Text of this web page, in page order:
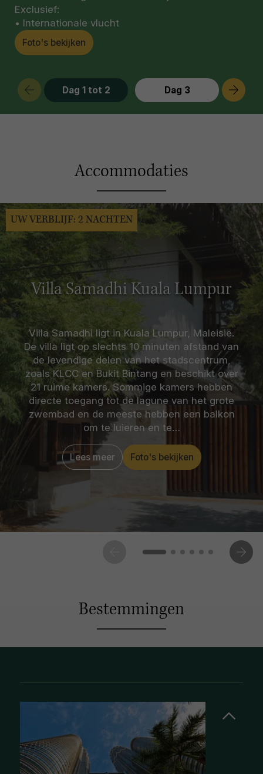
Dag 1 tot 2 Dag 3
Exclusief:
• Internationale vlucht
Foto's bekijken
Accommodaties
Villa Samadhi Kuala Lumpur
Villa Samadhi ligt in Kuala Lumpur, Maleisië.
De villa ligt op slechts 10 minuten afstand van
de levendige delen van het stadscentrum,
zoals KLCC en Bukit Bintang en beschikt over
21 ruime kamers. Sommige kamers hebben
directe toegang tot de lagune van het grote
zwembad en de meeste hebben een balkon
om te luieren en te…
Lees meer Foto's bekijken
UW VERBLIJF: 2 NACHTEN
Bestemmingen